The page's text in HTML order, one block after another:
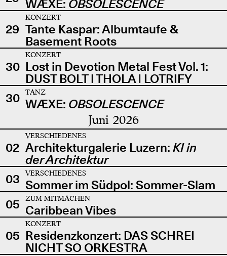
WÆXE: OBSOLESCENCE
29
KONZERT
Tante Kaspar: Albumtaufe &
Basement Roots
30
KONZERT
Lost in Devotion Metal Fest Vol. 1:
DUST BOLT | THOLA | LOTRIFY
30
TANZ
WÆXE: OBSOLESCENCE
Juni 2026
02
VERSCHIEDENES
Architekturgalerie Luzern: KI in
der Architektur
03
VERSCHIEDENES
Sommer im Südpol: Sommer-Slam
05
ZUM MITMACHEN
Caribbean Vibes
05
KONZERT
Residenzkonzert: DAS SCHREI
NICHT SO ORKESTRA